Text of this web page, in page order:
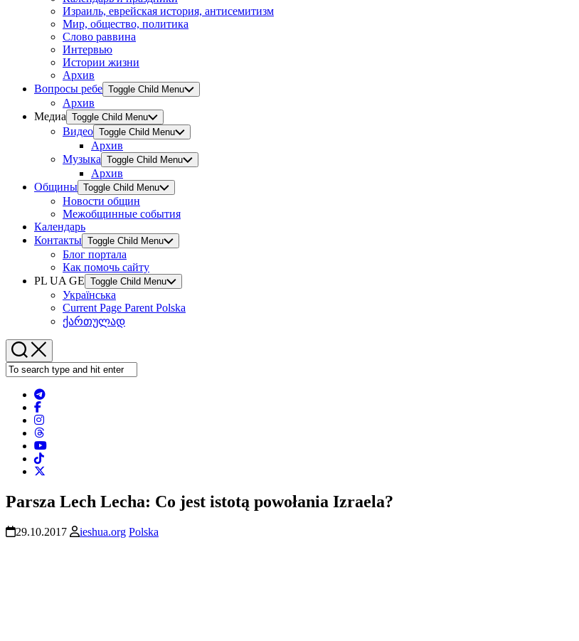
Израиль, еврейская история, антисемитизм
Мир, общество, политика
Слово раввина
Интервью
Истории жизни
Архив
Вопросы ребе Toggle Child Menu
Архив
Медиа Toggle Child Menu
Видео Toggle Child Menu
Архив
Музыка Toggle Child Menu
Архив
Общины Toggle Child Menu
Новости общин
Межобщинные события
Календарь
Контакты Toggle Child Menu
Блог портала
Как помочь сайту
PL UA GE Toggle Child Menu
Українська
Current Page Parent Polska
ქართულად
Parsza Lech Lecha: Co jest istotą powołania Izraela?
29.10.2017 ieshua.org Polska